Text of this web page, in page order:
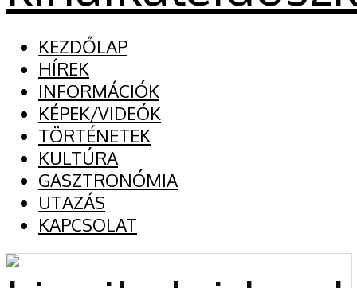
KEZDŐLAP
HÍREK
INFORMÁCIÓK
KÉPEK/VIDEÓK
TÖRTÉNETEK
KULTÚRA
GASZTRONÓMIA
UTAZÁS
KAPCSOLAT